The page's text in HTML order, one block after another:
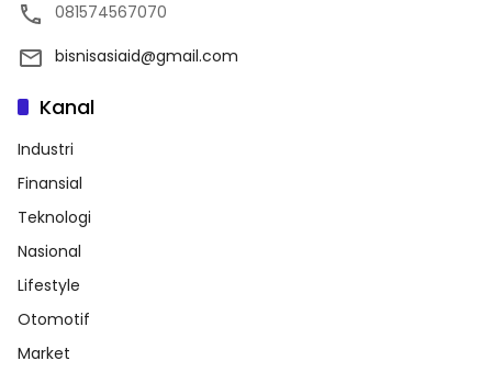
081574567070
bisnisasiaid@gmail.com
Kanal
Industri
Finansial
Teknologi
Nasional
Lifestyle
Otomotif
Market